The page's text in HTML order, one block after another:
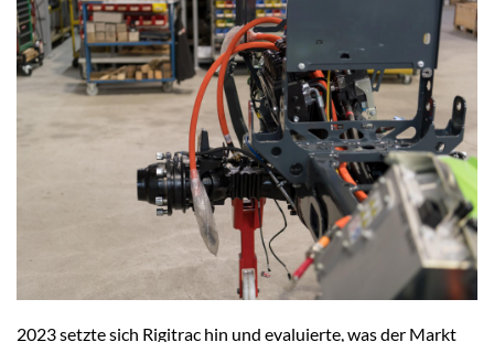
2023 setzte sich Rigitrac hin und evaluierte, was der Markt